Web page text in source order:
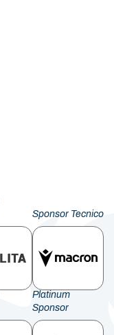
Sponsor Tecnico
Platinum
Sponsor